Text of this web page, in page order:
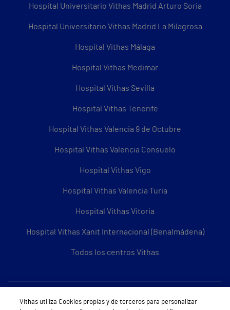
Hospital Universitario Vithas Madrid Arturo Soria
Hospital Universitario Vithas Madrid La Milagrosa
Hospital Vithas Málaga
Hospital Vithas Medimar
Hospital Vithas Sevilla
Hospital Vithas Tenerife
Hospital Vithas Valencia 9 de Octubre
Hospital Vithas Valencia Consuelo
Hospital Vithas Vigo
Hospital Vithas Valencia Turia
Hospital Vithas Vitoria
Hospital Vithas Xanit Internacional (Benalmádena)
Todos los centros Vithas
Sobre Vithas
Vithas utiliza Cookies propias y de terceros para personalizar